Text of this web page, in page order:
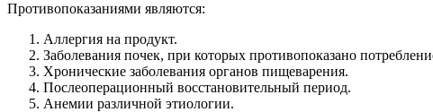
Противопоказаниями являются:
Аллергия на продукт.
Заболевания почек, при которых противопоказано
Хронические заболевания органов пищеварения.
Послеоперационный восстановительный период.
Анемии различной этиологии.